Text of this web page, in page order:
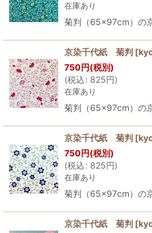
在庫あり
菊判（65×97cm）の
京染千代紙 菊判 [
750円(税別)
(税込: 825円)
在庫あり
菊判（65×97cm）の
京染千代紙 菊判 [
750円(税別)
(税込: 825円)
在庫あり
菊判（65×97cm）の
京染千代紙 菊判 [